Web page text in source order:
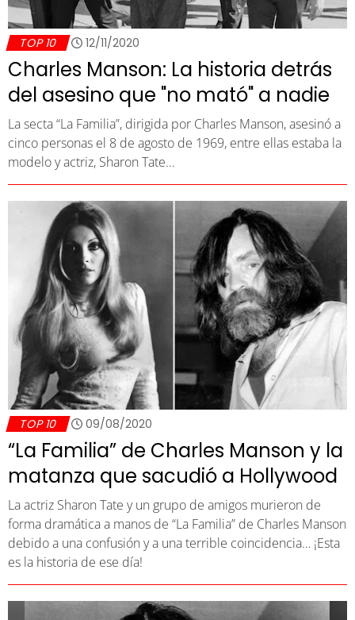
TOP 10 12/11/2020
Charles Manson: La historia detrás
del asesino que "no mató" a nadie
La secta “La Familia”, dirigida por Charles Manson, asesinó a
cinco personas el 8 de agosto de 1969, entre ellas estaba la
modelo y actriz, Sharon Tate…
TOP 10 09/08/2020
“La Familia” de Charles Manson y la
matanza que sacudió a Hollywood
La actriz Sharon Tate y un grupo de amigos murieron de
forma dramática a manos de “La Familia” de Charles Manson
debido a una confusión y a una terrible coincidencia… ¡Esta
es la historia de ese día!